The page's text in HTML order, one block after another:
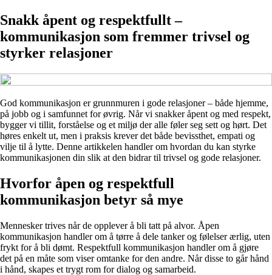
Snakk åpent og respektfullt –
kommunikasjon som fremmer trivsel og
styrker relasjoner
God kommunikasjon er grunnmuren i gode relasjoner – både hjemme,
på jobb og i samfunnet for øvrig. Når vi snakker åpent og med respekt,
bygger vi tillit, forståelse og et miljø der alle føler seg sett og hørt. Det
høres enkelt ut, men i praksis krever det både bevissthet, empati og
vilje til å lytte. Denne artikkelen handler om hvordan du kan styrke
kommunikasjonen din slik at den bidrar til trivsel og gode relasjoner.
Hvorfor åpen og respektfull
kommunikasjon betyr så mye
Mennesker trives når de opplever å bli tatt på alvor. Åpen
kommunikasjon handler om å tørre å dele tanker og følelser ærlig, uten
frykt for å bli dømt. Respektfull kommunikasjon handler om å gjøre
det på en måte som viser omtanke for den andre. Når disse to går hånd
i hånd, skapes et trygt rom for dialog og samarbeid.